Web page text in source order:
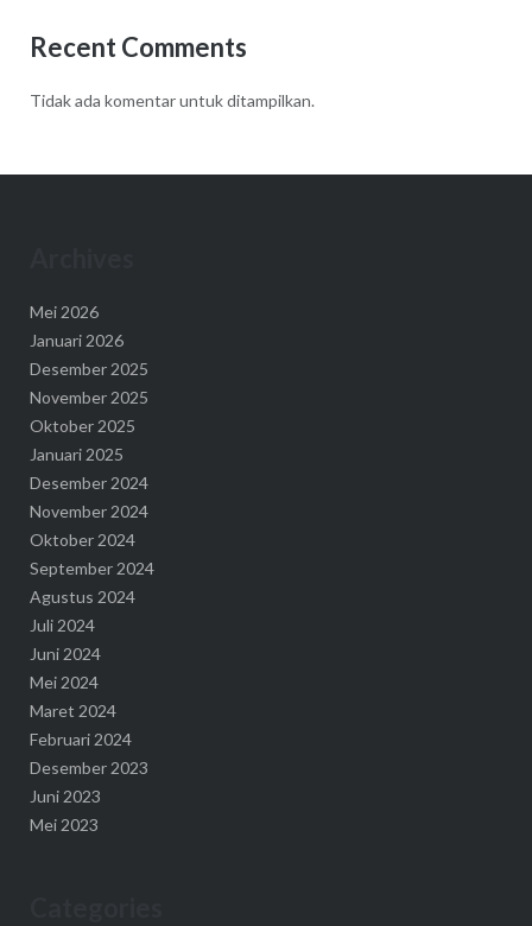
Recent Comments
Tidak ada komentar untuk ditampilkan.
Mei 2026
Januari 2026
Desember 2025
November 2025
Oktober 2025
Januari 2025
Desember 2024
November 2024
Oktober 2024
September 2024
Agustus 2024
Juli 2024
Juni 2024
Mei 2024
Maret 2024
Februari 2024
Desember 2023
Juni 2023
Mei 2023